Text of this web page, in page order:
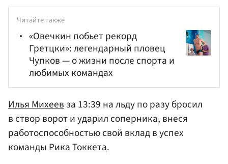
Читайте также
«Овечкин побьет рекорд
Гретцки»: легендарный пловец
Чупков — о жизни после спорта и
любимых командах
Илья Михеевза 13:39 на льду по разу бросил
в створ ворот и ударил соперника, внеся
работоспособностью свой вклад в успех
командыРика Токкета.